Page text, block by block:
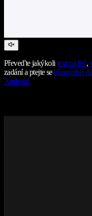
Převeďte jakýkolitext na řeč,
zadání a ptejte sehlasového
Android